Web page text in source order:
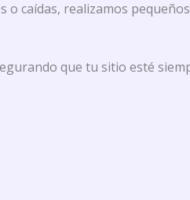
caídas, realizamos
que tu sitio esté